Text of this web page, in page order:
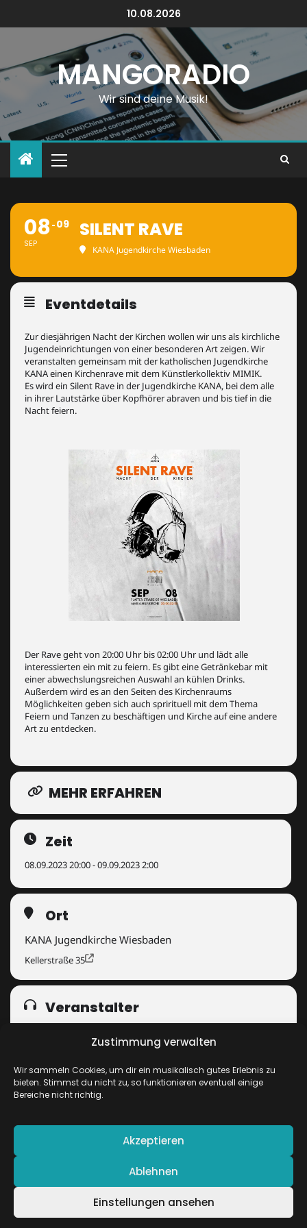
Zustimmung verwalten
Wir sammeln Cookies, um dir ein musikalisch gutes Erlebnis zu
bieten. Stimmst du nicht zu, so funktionieren eventuell einige
Bereiche nicht richtig.
Akzeptieren
Ablehnen
Einstellungen ansehen
10.08.2026
MANGORADIO
Wir sind deine Musik!
08
SEP
09 SILENT RAVE
KANA Jugendkirche Wiesbaden
Eventdetails
Zur diesjährigen Nacht der Kirchen wollen wir uns als kirchliche
Jugendeinrichtungen von einer besonderen Art zeigen. Wir
veranstalten gemeinsam mit der katholischen Jugendkirche
KANA einen Kirchenrave mit dem Künstlerkollektiv MIMIK.
Es wird ein Silent Rave in der Jugendkirche KANA, bei dem alle
in ihrer Lautstärke über Kopfhörer abraven und bis tief in die
Nacht feiern.
Der Rave geht von 20:00 Uhr bis 02:00 Uhr und lädt alle
interessierten ein mit zu feiern. Es gibt eine Getränkebar mit
einer abwechslungsreichen Auswahl an kühlen Drinks.
Außerdem wird es an den Seiten des Kirchenraums
Möglichkeiten geben sich auch sprirituell mit dem Thema
Feiern und Tanzen zu beschäftigen und Kirche auf eine andere
Art zu entdecken.
MEHR ERFAHREN
Zeit
08.09.2023 20:00 - 09.09.2023 2:00
Ort
KANA Jugendkirche Wiesbaden
Kellerstraße 35
Veranstalter
Get
Directions
Address - Silent Rave [] Destination
EnterNewsvon AF themes.